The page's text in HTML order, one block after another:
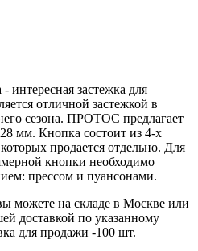
интересная застежка для
отличной застежкой в
сезона. ПРОТОС предлагает
мм. Кнопка состоит из 4-х
продается отдельно. Для
кнопки необходимо
прессом и пуансонами.
можете на складе в Москве или
доставкой по указанному
для продажи -100 шт.